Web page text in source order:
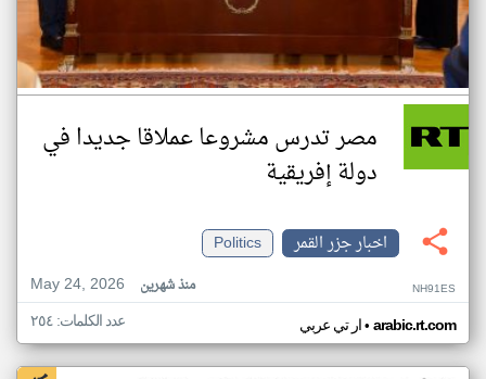
مصر تدرس مشروعا عملاقا جديدا في
دولة إفريقية
اخبار جزر القمر
Politics
May 24, 2026
منذ شهرين NH91ES
ار تي عربي• arabic.rt.com عدد الكلمات: ٢٥٤